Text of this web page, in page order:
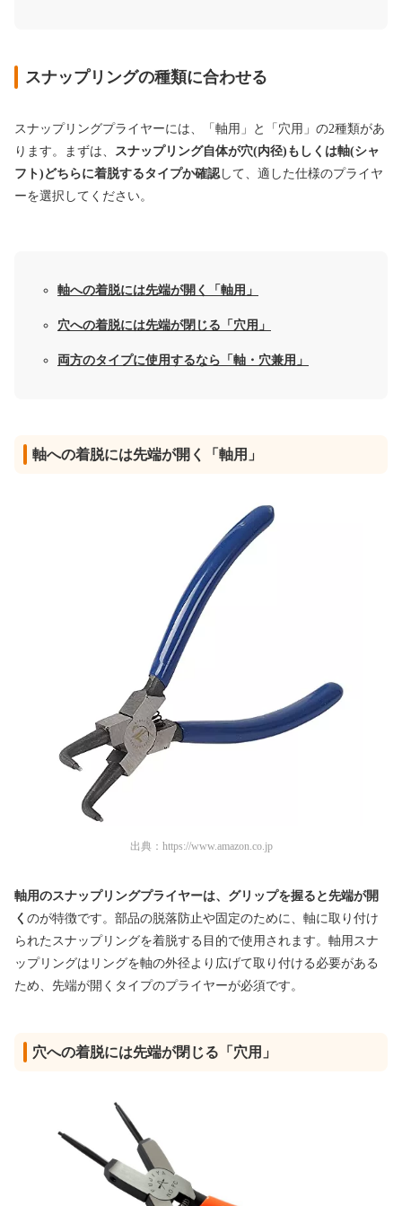
スナップリングの種類に合わせる
スナップリングプライヤーには、「軸用」と「穴用」の2種類があ
ります。まずは、
スナップリング自体が穴(内径)もしくは軸(シャ
フト)どちらに着脱するタイプか確認 して、適した仕様のプライヤ
ーを選択してください。
軸への着脱には先端が開く「軸用」
穴への着脱には先端が閉じる「穴用」
両方のタイプに使用するなら「軸・穴兼用」
軸への着脱には先端が開く「軸用」
出典： https://www.amazon.co.jp
軸用のスナップリングプライヤーは、 グリップを握ると先端が開
く のが特徴です。部品の脱落防止や固定のために、軸に取り付け
られたスナップリングを着脱する目的で使用されます。軸用スナ
ップリングはリングを軸の外径より広げて取り付ける必要がある
ため、先端が開くタイプのプライヤーが必須です。
穴への着脱には先端が閉じる「穴用」